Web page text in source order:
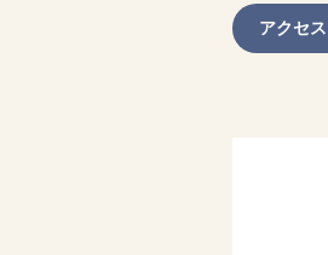
アクセス